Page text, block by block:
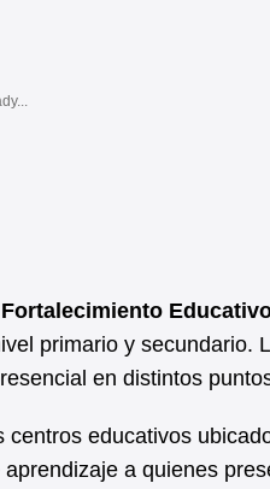
primario y secundario.
en distintos
educativos
a quienes